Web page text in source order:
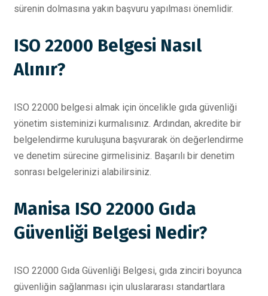
sürenin dolmasına yakın başvuru yapılması önemlidir.
ISO 22000 Belgesi Nasıl
Alınır?
ISO 22000 belgesi almak için öncelikle gıda güvenliği
yönetim sisteminizi kurmalısınız. Ardından, akredite bir
belgelendirme kuruluşuna başvurarak ön değerlendirme
ve denetim sürecine girmelisiniz. Başarılı bir denetim
sonrası belgelerinizi alabilirsiniz.
Manisa ISO 22000 Gıda
Güvenliği Belgesi Nedir?
ISO 22000 Gıda Güvenliği Belgesi, gıda zinciri boyunca
güvenliğin sağlanması için uluslararası standartlara